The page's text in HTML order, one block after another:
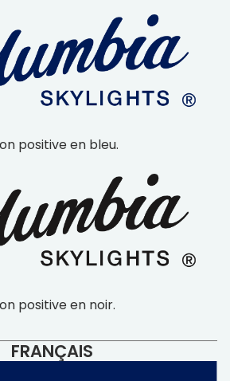
positive en bleu.
positive en noir.
FRANÇAIS